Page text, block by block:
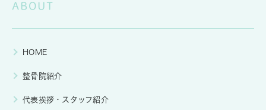
ABOUT
HOME
整骨院紹介
代表挨拶・スタッフ紹介